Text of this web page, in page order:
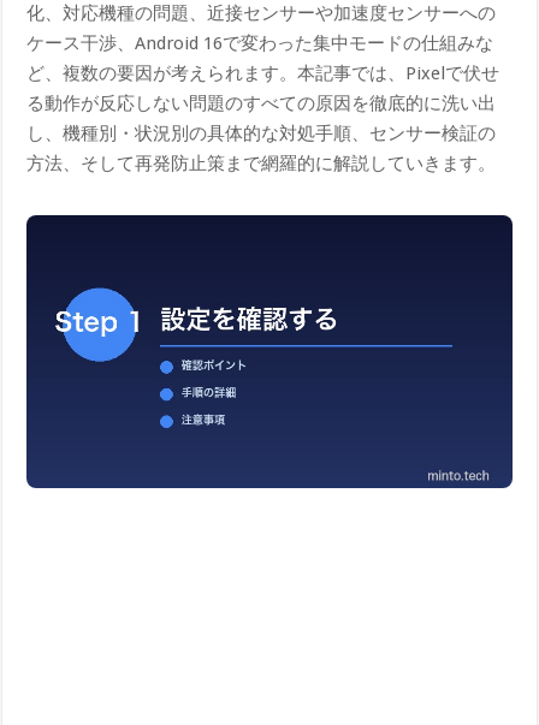
化、対応機種の問題、近接センサーや加速度センサーへの
ケース干渉、Android 16で変わった集中モードの仕組みな
ど、複数の要因が考えられます。本記事では、Pixelで伏せ
る動作が反応しない問題のすべての原因を徹底的に洗い出
し、機種別・状況別の具体的な対処手順、センサー検証の
方法、そして再発防止策まで網羅的に解説していきます。